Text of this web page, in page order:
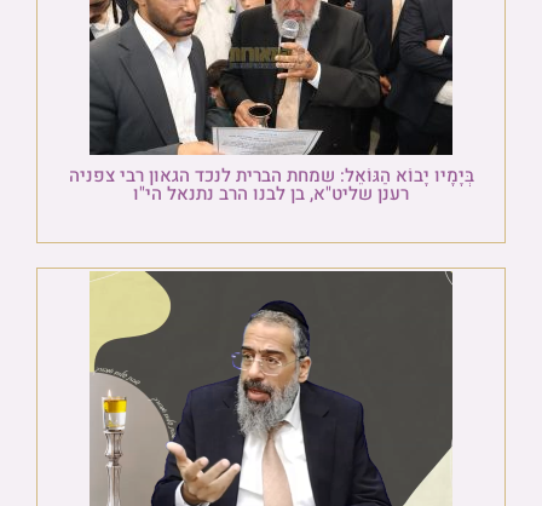
בְּיָמָיו יָבוֹא הַגּוֹאֵל: שמחת הברית לנכד הגאון רבי צפניה
רענן שליט"א, בן לבנו הרב נתנאל הי"ו